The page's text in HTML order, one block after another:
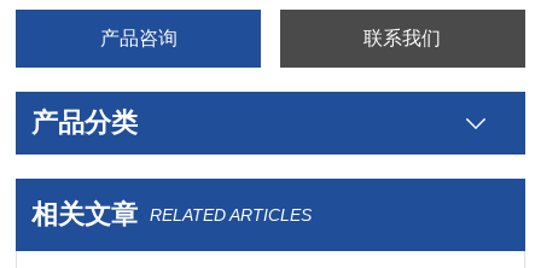
产品咨询 联系我们
产品分类
相关文章 RELATED ARTICLES